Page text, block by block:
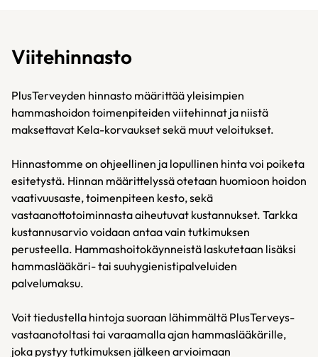
Viitehinnasto
PlusTerveyden hinnasto määrittää yleisimpien
hammashoidon toimenpiteiden viitehinnat ja niistä
maksettavat Kela-korvaukset sekä muut veloitukset.
Hinnastomme on ohjeellinen ja lopullinen hinta voi poiketa
esitetystä. Hinnan määrittelyssä otetaan huomioon hoidon
vaativuusaste, toimenpiteen kesto, sekä
vastaanottotoiminnasta aiheutuvat kustannukset. Tarkka
kustannusarvio voidaan antaa vain tutkimuksen
perusteella. Hammashoitokäynneistä laskutetaan lisäksi
hammaslääkäri- tai suuhygienistipalveluiden
palvelumaksu.
Voit tiedustella hintoja suoraan lähimmältä PlusTerveys-
vastaanotoltasi tai varaamalla ajan hammaslääkärille,
joka pystyy tutkimuksen jälkeen arvioimaan